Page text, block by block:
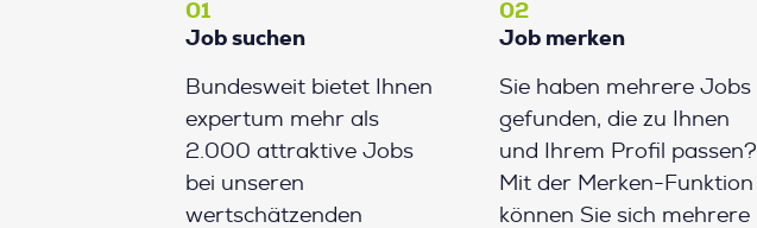
01
Job suchen
Bundesweit bietet Ihnen
expertum mehr als
2.000 attraktive Jobs
bei unseren
wertschätzenden
02
Job merken
Sie haben mehrere Jobs
gefunden, die zu Ihnen
und Ihrem Profil passen?
Mit der Merken-Funktion
können Sie sich mehrere